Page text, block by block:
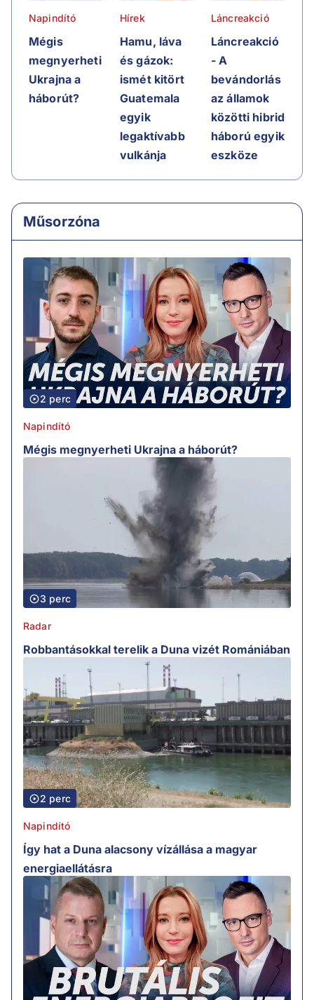
Napindító
Mégis
megnyerheti
Ukrajna a
háborút?
Hírek
Hamu, láva
és gázok:
ismét kitört
Guatemala
egyik
legaktívabb
vulkánja
Láncreakció
Láncreakció
- A
bevándorlás
az államok
közötti hibrid
háború egyik
eszköze
Műsorzóna
2 perc
Napindító
Mégis megnyerheti Ukrajna a háborút?
3 perc
Radar
Robbantásokkal terelik a Duna vizét Romániában
2 perc
Napindító
Így hat a Duna alacsony vízállása a magyar
energiaellátásra